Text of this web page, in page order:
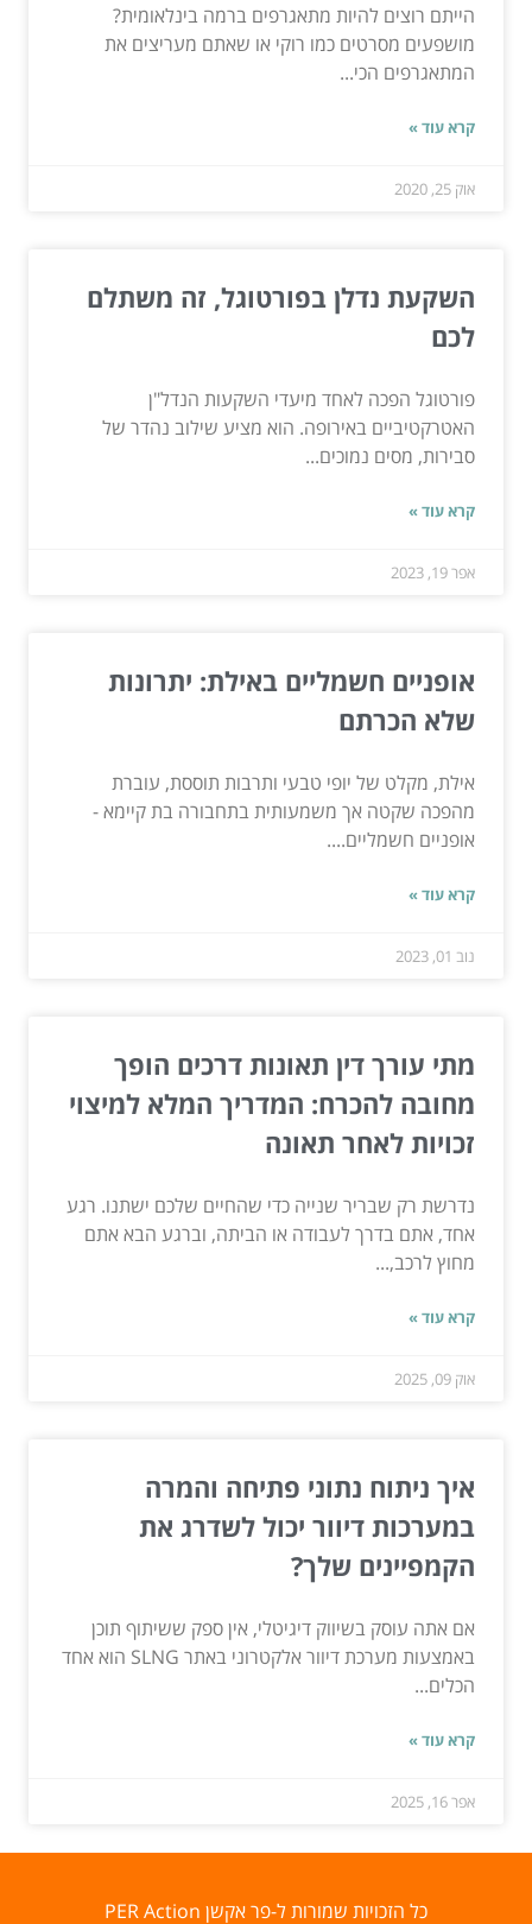
הייתם רוצים להיות מתאגרפים ברמה בינלאומית?
מושפעים מסרטים כמו רוקי או שאתם מעריצים את
המתאגרפים הכי...
קרא עוד »
אוק 25, 2020
השקעת נדלן בפורטוגל, זה משתלם
לכם
פורטוגל הפכה לאחד מיעדי השקעות הנדל"ן
האטרקטיביים באירופה. הוא מציע שילוב נהדר של
סבירות, מסים נמוכים...
קרא עוד »
אפר 19, 2023
אופניים חשמליים באילת: יתרונות
שלא הכרתם
אילת, מקלט של יופי טבעי ותרבות תוססת, עוברת
מהפכה שקטה אך משמעותית בתחבורה בת קיימא -
אופניים חשמליים....
קרא עוד »
נוב 01, 2023
מתי עורך דין תאונות דרכים הופך
מחובה להכרח: המדריך המלא למיצוי
זכויות לאחר תאונה
נדרשת רק שבריר שנייה כדי שהחיים שלכם ישתנו. רגע
אחד, אתם בדרך לעבודה או הביתה, וברגע הבא אתם
מחוץ לרכב,...
קרא עוד »
אוק 09, 2025
איך ניתוח נתוני פתיחה והמרה
במערכות דיוור יכול לשדרג את
הקמפיינים שלך?
אם אתה עוסק בשיווק דיגיטלי, אין ספק ששיתוף תוכן
באמצעות מערכת דיוור אלקטרוני באתר SLNG הוא אחד
הכלים...
קרא עוד »
אפר 16, 2025
כל הזכויות שמורות ל-פר אקשן PER Action